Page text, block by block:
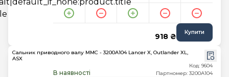
918 ₴ Купити
Сальник приводного валу MMC - 3200A104 Lancer X, Outlander XL,
ASX
В наявності
Код: 9604
Партномер: 3200A104